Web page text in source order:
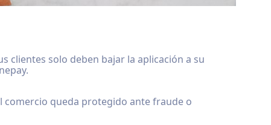
clientes solo deben bajar la aplicación a su
comercio queda protegido ante fraude o